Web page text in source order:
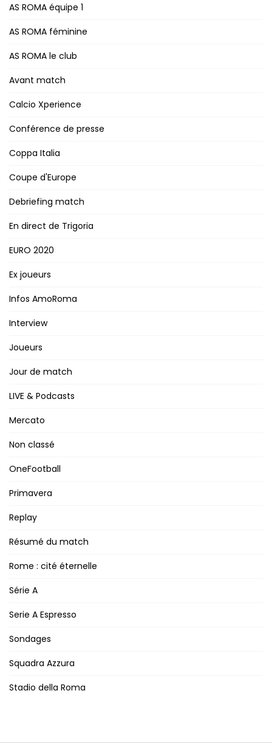
AS ROMA équipe 1
AS ROMA féminine
AS ROMA le club
Avant match
Calcio Xperience
Conférence de presse
Coppa Italia
Coupe d'Europe
Debriefing match
En direct de Trigoria
EURO 2020
Ex joueurs
Infos AmoRoma
Interview
Joueurs
Jour de match
LIVE & Podcasts
Mercato
Non classé
OneFootball
Primavera
Replay
Résumé du match
Rome : cité éternelle
Série A
Serie A Espresso
Sondages
Squadra Azzura
Stadio della Roma